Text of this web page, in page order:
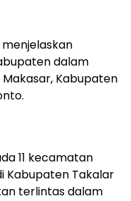
dalam
Makasar, Kabupaten
11 kecamatan
Kabupaten Takalar
terlintas dalam